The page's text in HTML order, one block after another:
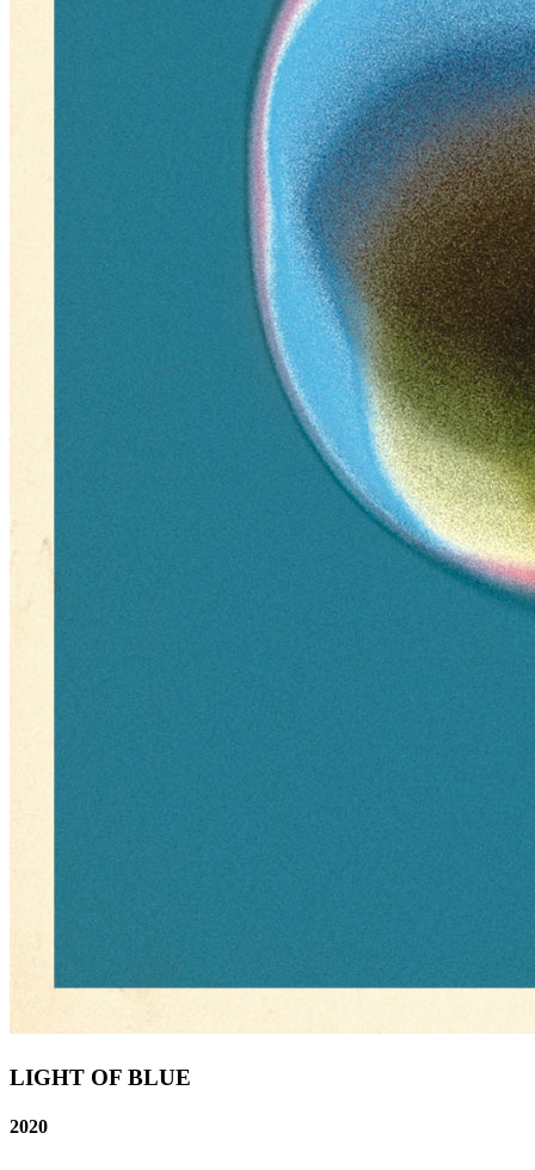
LIGHT OF BLUE
2020